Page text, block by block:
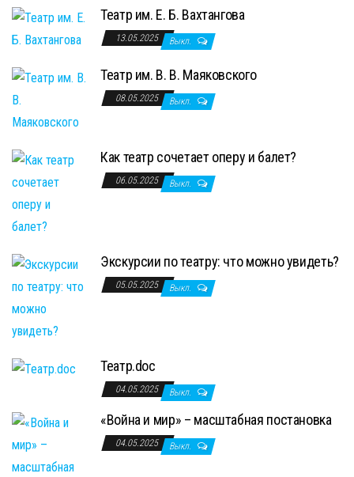
Театр им. Е. Б. Вахтангова
13.05.2025 Выкл.
Театр им. В. В. Маяковского
08.05.2025 Выкл.
Как театр сочетает оперу и балет?
06.05.2025 Выкл.
Экскурсии по театру: что можно увидеть?
05.05.2025 Выкл.
Театр.doc
04.05.2025 Выкл.
«Война и мир» – масштабная постановка
04.05.2025 Выкл.